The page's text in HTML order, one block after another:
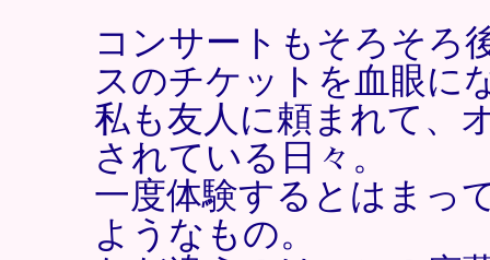
コンサートもそろそろ
スのチケットを血眼に
私も友人に頼まれて、
されている日々。
一度体験するとはまっ
ようなもの。